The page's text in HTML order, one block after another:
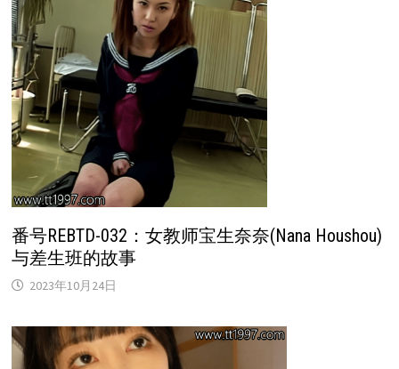
番号REBTD-032：女教师宝生奈奈(Nana Houshou)
与差生班的故事
2023年10月24日